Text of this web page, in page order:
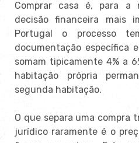
Comprar casa é, para a
decisão financeira mais
Portugal o processo
documentação específica e
somam tipicamente 4% a
habitação própria
segunda habitação.
O que separa uma compra
jurídico raramente é o